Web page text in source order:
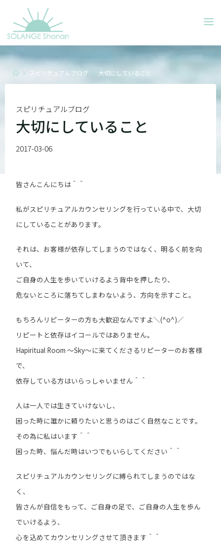
content
Homeスピリチュアルブログ 大切にしていること
スピリチュアルブログ
大切にしていること
2017-03-06
皆さんこんにちは＾＾
私がスピリチュアルカウンセリングを行っている中で、大切
にしていることがあります。
それは、お客様が依存してしまうのではなく、明るく前を向
いて、
ご自身の人生を歩いていけるよう背中を押したり、
危ないところに落ちてしまわないよう、方向を示すこと。
もちろんリピーターの方も大歓迎なんですよ＼(^o^)／
リピートと依存はイコールではありません。
Hapiritual Room ～Sky～に来てくださるリピーターのお客様
で、
依存している方はいらっしゃいません＾＾
人は一人では生きていけないし、
困った時に誰かに頼りたいと思うのはごく自然なことです。
その為に私はいます＾＾
困った時、悩んだ時はいつでもいらしてください＾＾
スピリチュアルカウンセリングに縛られてしまうのではな
く、
皆さんが自信をもって、ご自身の足で、ご自身の人生を歩ん
でいけるよう、
心を込めてカウンセリングさせて頂きます＾＾